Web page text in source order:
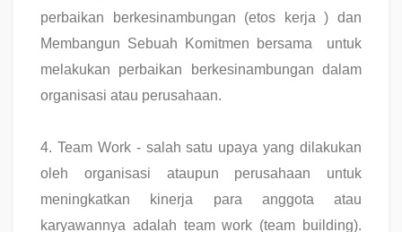
perbaikan berkesinambungan (etos kerja ) dan
Membangun Sebuah Komitmen bersama untuk
melakukan perbaikan berkesinambungan dalam
organisasi atau perusahaan.
4. Team Work - salah satu upaya yang dilakukan
oleh organisasi ataupun perusahaan untuk
meningkatkan kinerja para anggota atau
karyawannya adalah team work (team building).